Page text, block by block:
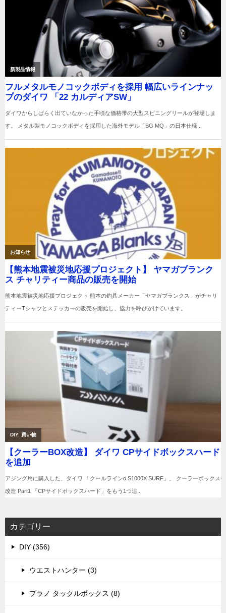
カテゴリー
DIY (356)
ウエストハンター (3)
プラノ タックルボックス (8)